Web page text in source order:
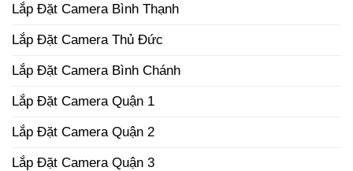
Lắp Đặt Camera Bình Thạnh
Lắp Đặt Camera Thủ Đức
Lắp Đặt Camera Bình Chánh
Lắp Đặt Camera Quận 1
Lắp Đặt Camera Quận 2
Lắp Đặt Camera Quận 3